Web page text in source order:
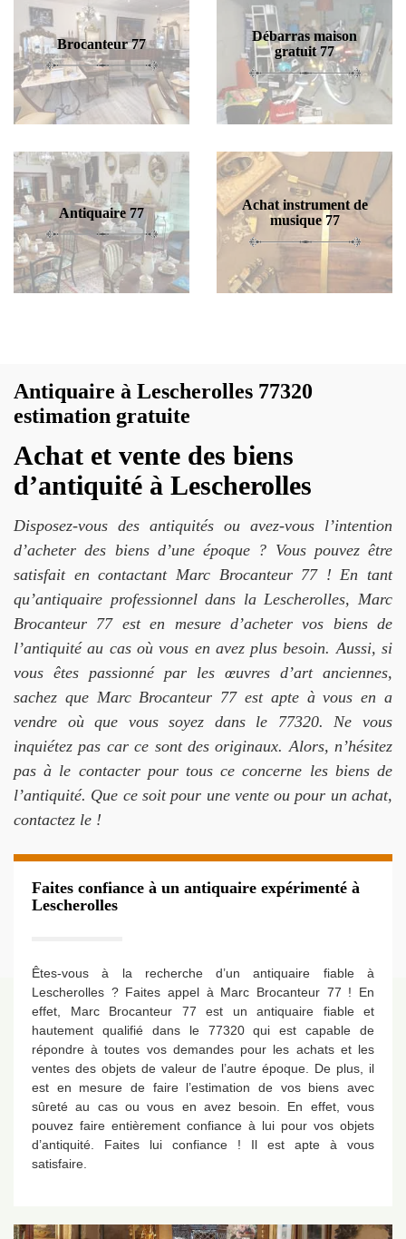
Brocanteur 77
Débarras maison
gratuit 77
Antiquaire 77
Achat instrument de
musique 77
Antiquaire à Lescherolles 77320
estimation gratuite
Achat et vente des biens
d’antiquité à Lescherolles
Disposez-vous des antiquités ou avez-vous l’intention
d’acheter des biens d’une époque ? Vous pouvez être
satisfait en contactant Marc Brocanteur 77 ! En tant
qu’antiquaire professionnel dans la Lescherolles, Marc
Brocanteur 77 est en mesure d’acheter vos biens de
l’antiquité au cas où vous en avez plus besoin. Aussi, si
vous êtes passionné par les œuvres d’art anciennes,
sachez que Marc Brocanteur 77 est apte à vous en a
vendre où que vous soyez dans le 77320. Ne vous
inquiétez pas car ce sont des originaux. Alors, n’hésitez
pas à le contacter pour tous ce concerne les biens de
l’antiquité. Que ce soit pour une vente ou pour un achat,
contactez le !
Faites confiance à un antiquaire expérimenté à
Lescherolles
Êtes-vous à la recherche d’un antiquaire fiable à
Lescherolles ? Faites appel à Marc Brocanteur 77 ! En
effet, Marc Brocanteur 77 est un antiquaire fiable et
hautement qualifié dans le 77320 qui est capable de
répondre à toutes vos demandes pour les achats et les
ventes des objets de valeur de l’autre époque. De plus, il
est en mesure de faire l’estimation de vos biens avec
sûreté au cas ou vous en avez besoin. En effet, vous
pouvez faire entièrement confiance à lui pour vos objets
d’antiquité. Faites lui confiance ! Il est apte à vous
satisfaire.